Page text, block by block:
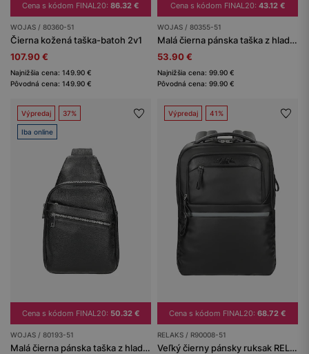
Cena s kódom FINAL20: 86.32 €
WOJAS / 80360-51
Čierna kožená taška-batoh 2v1
107.90 €
Najnižšia cena: 149.90 €
Pôvodná cena: 149.90 €
Cena s kódom FINAL20: 43.12 €
WOJAS / 80355-51
Malá čierna pánska taška z hladkej kože
53.90 €
Najnižšia cena: 99.90 €
Pôvodná cena: 99.90 €
Výpredaj 37%
Iba online
Cena s kódom FINAL20: 50.32 €
WOJAS / 80193-51
Malá čierna pánska taška z hladkej kože
Výpredaj 41%
Cena s kódom FINAL20: 68.72 €
RELAKS / R90008-51
Veľký čierny pánsky ruksak RELAKS